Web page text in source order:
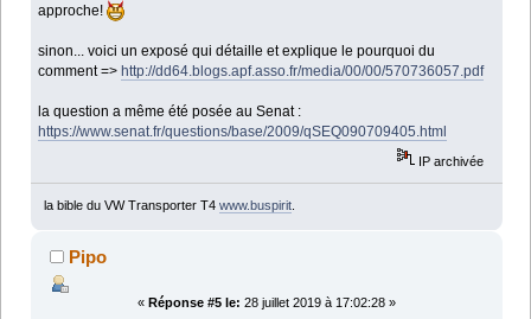
approche!
sinon... voici un exposé qui détaille et explique le pourquoi du
comment => http://dd64.blogs.apf.asso.fr/media/00/00/570736057.pdf
la question a même été posée au Senat :
https://www.senat.fr/questions/base/2009/qSEQ090709405.html
IP archivée
la bible du VW Transporter T4 www.buspirit.
Pipo
« Réponse #5 le: 28 juillet 2019 à 17:02:28 »